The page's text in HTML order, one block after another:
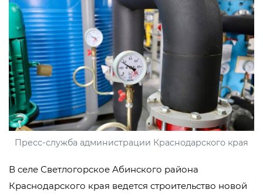
Пресс-служба администрации Краснодарского края
В селе Светлогорское Абинского района
Краснодарского края ведется строительство новой